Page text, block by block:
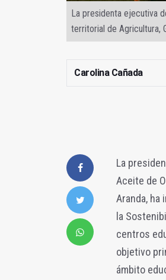
La presidenta ejecutiva
territorial de Agricultura,
Carolina Cañada
La
Aceite de
Aranda, ha
la
centros
objetivo
ámbito